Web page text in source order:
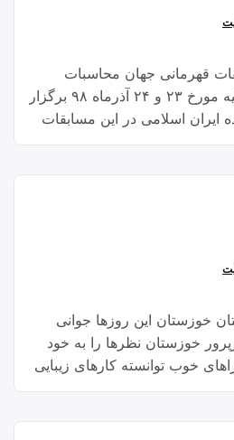
قهرمانی جهان محاسبات
ریاضی که در کشور ترکیه مورخ ۲۳ و ۲۴ آذرماه ۹۸ برگزار
ایران اسلامی در این مسابقات
خوزستان این روزها جوانی
خوزستان نظرها را به خود
خوب توانسته کارهای زیبایی